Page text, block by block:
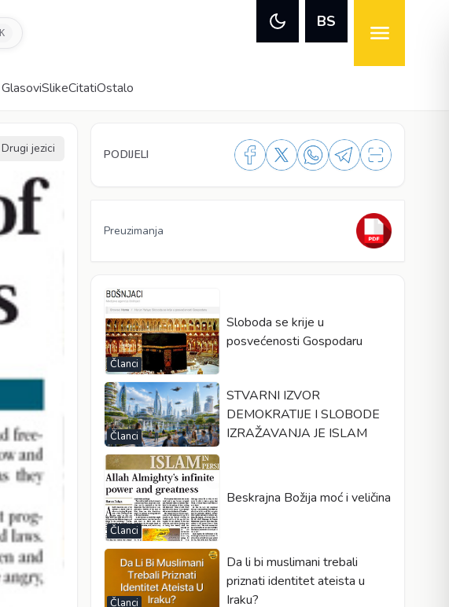
K
BS
GlasoviSlikeCitatiOstalo
Drugi jezici PODIJELI
Preuzimanja
Članci
Sloboda se krije u
posvećenosti Gospodaru
Članci
STVARNI IZVOR
DEMOKRATIJE I SLOBODE
IZRAŽAVANJA JE ISLAM
Članci
Beskrajna Božija moć i veličina
Članci
Da li bi muslimani trebali
priznati identitet ateista u
Iraku?